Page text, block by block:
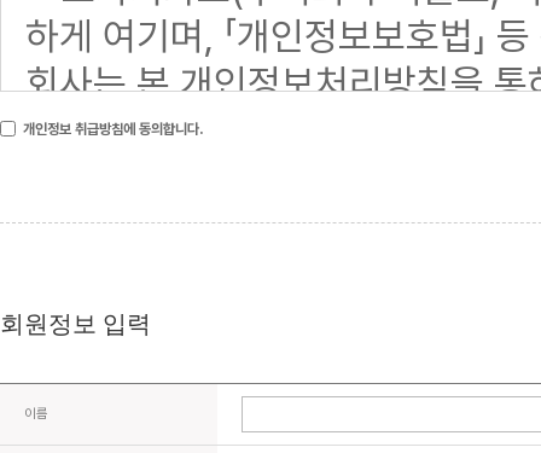
개인정보 취급방침에 동의합니다.
회원정보 입력
이름